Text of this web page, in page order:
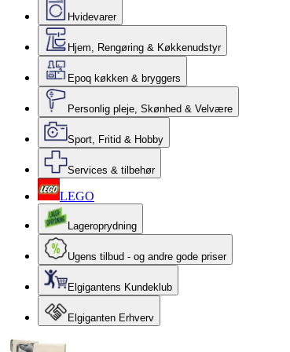
Hvidevarer
Hjem, Rengøring & Køkkenudstyr
Epoq køkken & bryggers
Personlig pleje, Skønhed & Velvære
Sport, Fritid & Hobby
Services & tilbehør
LEGO
Lageroprydning
Ugens tilbud - og andre gode priser
Elgigantens Kundeklub
Elgiganten Erhverv